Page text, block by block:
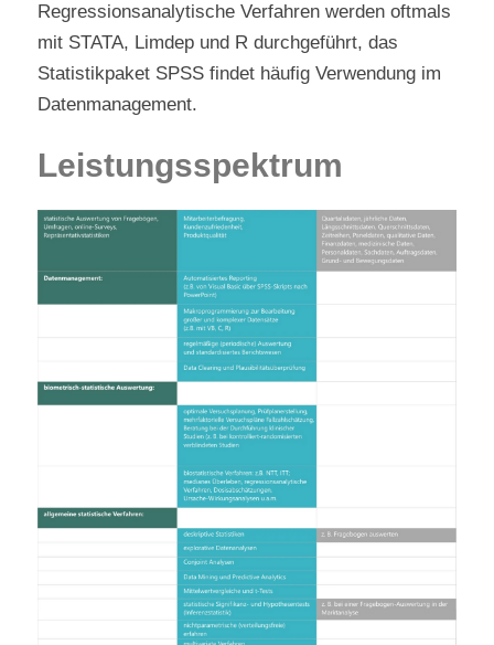
Regressionsanalytische Verfahren werden oftmals
mit STATA, Limdep und R durchgeführt, das
Statistikpaket SPSS findet häufig Verwendung im
Datenmanagement.
Leistungsspektrum